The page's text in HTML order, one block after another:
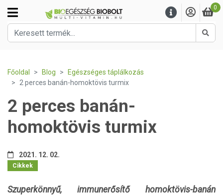
0
Főoldal Blog
Egészséges táplálkozás
2 perces banán-homoktövis turmix
2 perces banán-
homoktövis turmix
2021. 12. 02.
Cikkek
Szuperkönnyű, immunerősítő homoktövis-banán